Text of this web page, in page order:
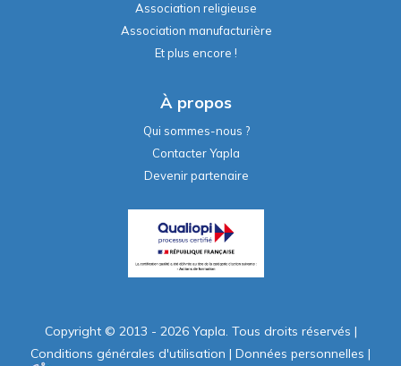
Association religieuse
Association manufacturière
Et plus encore !
À propos
Qui sommes-nous ?
Contacter Yapla
Devenir partenaire
Copyright © 2013 - 2026 Yapla. Tous droits réservés |
Conditions générales d'utilisation | Données personnelles |